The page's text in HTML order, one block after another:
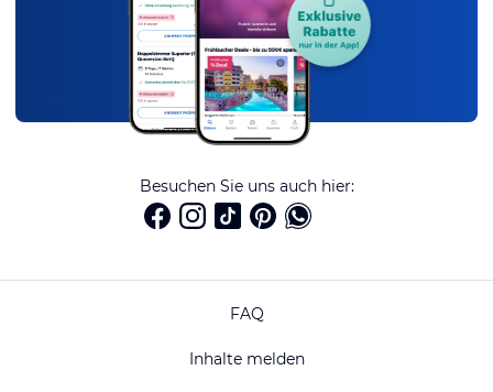
Besuchen Sie uns auch hier:
FAQ
Inhalte melden